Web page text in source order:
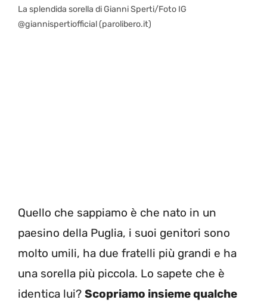
La splendida sorella di Gianni Sperti/Foto IG
@giannispertiofficial (parolibero.it)
Quello che sappiamo è che nato in un
paesino della Puglia, i suoi genitori sono
molto umili, ha due fratelli più grandi e ha
una sorella più piccola. Lo sapete che è
identica lui? Scopriamo insieme qualche